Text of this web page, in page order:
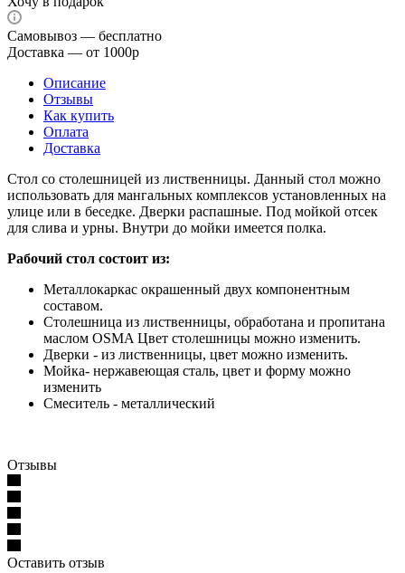
Самовывоз — бесплатно
Доставка — от 1000р
Описание
Отзывы
Как купить
Оплата
Доставка
Стол со столешницей из лиственницы. Данный стол можно
использовать для мангальных комплексов установленных на
улице или в беседке. Дверки распашные. Под мойкой отсек
для слива и урны. Внутри до мойки имеется полка.
Рабочий стол состоит из:
Металлокаркас окрашенный двух компонентным
составом.
Столешница из лиственницы, обработана и пропитана
маслом OSMA Цвет столешницы можно изменить.
Дверки - из лиственницы, цвет можно изменить.
Мойка- нержавеющая сталь, цвет и форму можно
изменить
Смеситель - металлический
Отзывы
Оставить отзыв